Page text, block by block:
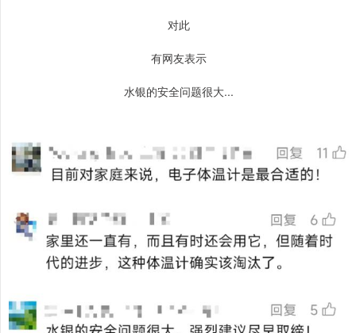
对此
有网友表示
水银的安全问题很大...